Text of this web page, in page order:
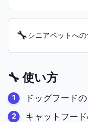
🔧 シニアペットへ
🔧 使い方
ドッグフード
キャットフー